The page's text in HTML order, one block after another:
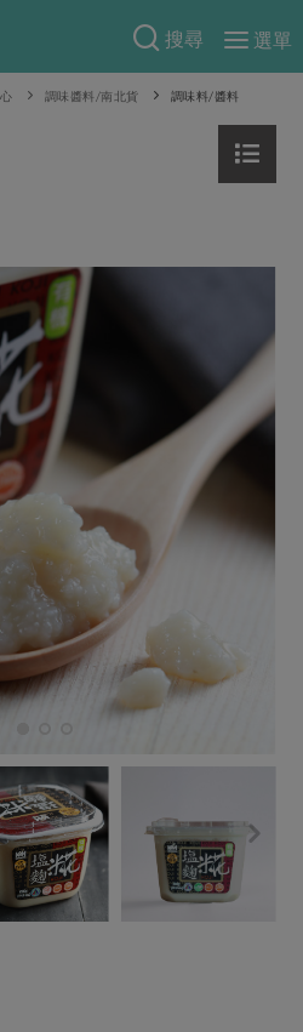
搜尋
選單
乳製品
米麵雜糧
水產
個人清潔
一籃菜真心話
合作聯合國
生活提案
親子食育
惜食
支持本土農糧
減塑減廢
食農教育
調味醬料/南北貨 調味料/醬料